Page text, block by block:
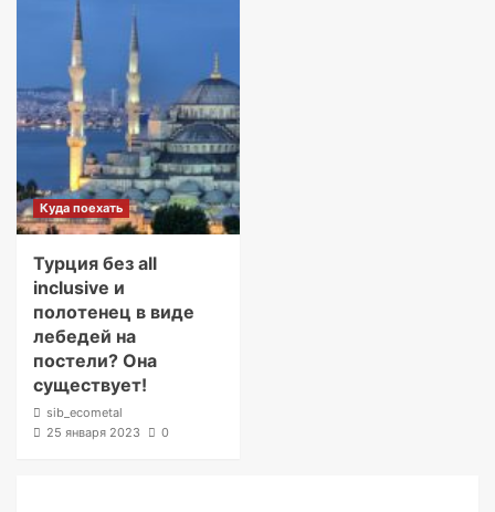
Куда поехать
Турция без all
inclusive и
полотенец в виде
лебедей на
постели? Она
существует!
sib_ecometal
25 января 2023
0